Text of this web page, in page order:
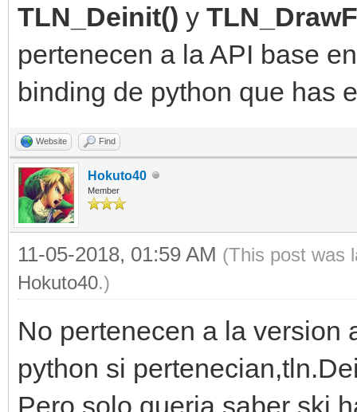
TLN_Deinit() y
pertenecen a la API base
binding de python que has
Website Find
Hokuto40
Member
11-05-2018, 01:59 AM (This post was
Hokuto40.)
No pertenecen a la version
python si
Pero solo queria saber ski